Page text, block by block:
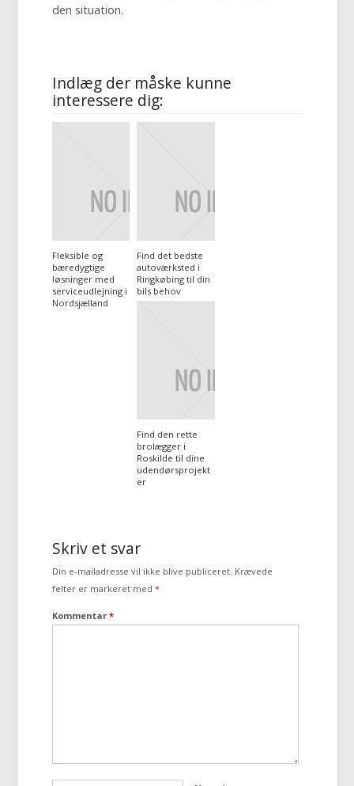
den situation.
Indlæg der måske kunne
interessere dig:
Fleksible og
bæredygtige
løsninger med
serviceudlejning i
Nordsjælland
Find det bedste
autoværksted i
Ringkøbing til din
bils behov
Find den rette
brolægger i
Roskilde til dine
udendørsprojekt
er
Skriv et svar
Din e-mailadresse vil ikke blive publiceret. Krævede
felter er markeret med *
Kommentar *